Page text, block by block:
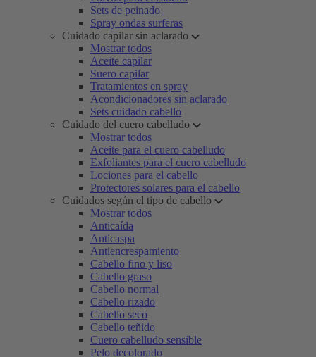
Sets de peinado
Spray ondas surferas
Cuidado capilar sin aclarado
Mostrar todos
Aceite capilar
Suero capilar
Tratamientos en spray
Acondicionadores sin aclarado
Sets cuidado cabello
Cuidado del cuero cabelludo
Mostrar todos
Aceite para el cuero cabelludo
Exfoliantes para el cuero cabelludo
Lociones para el cabello
Protectores solares para el cabello
Cuidados según el tipo de cabello
Mostrar todos
Anticaída
Anticaspa
Antiencrespamiento
Cabello fino y liso
Cabello graso
Cabello normal
Cabello rizado
Cabello seco
Cabello teñido
Cuero cabelludo sensible
Pelo decolorado